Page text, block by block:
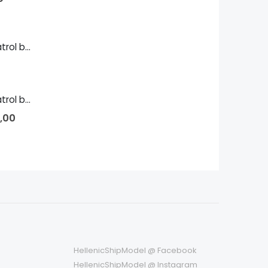
Island-class patrol boat 1/700
Island-class patrol boat 1/144
HellenicShipModel @ Facebook
HellenicShipModel @ Instagram